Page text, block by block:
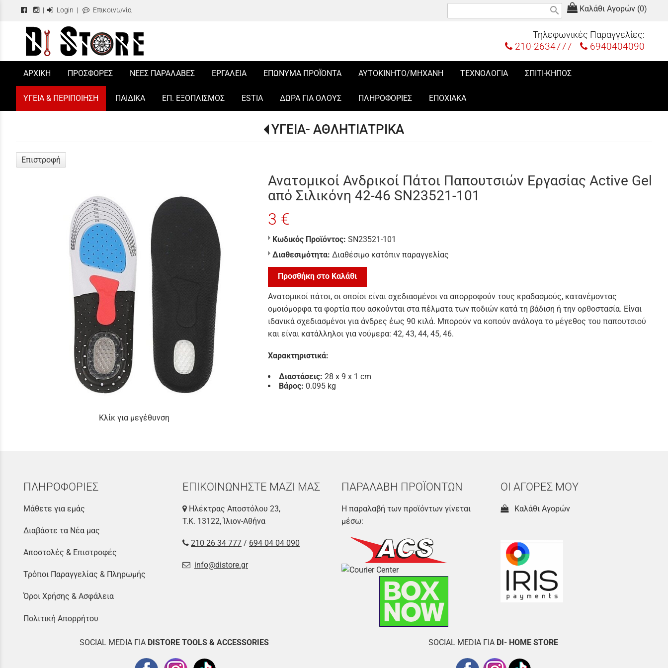
| Login | Επικοινωνία Καλάθι Αγορών (0)
search
Τηλεφωνικές Παραγγελίες:
210-2634777 6940404090
/
ΑΡΧΙΚΗ ΠΡΟΣΦΟΡΕΣ ΝΕΕΣ ΠΑΡΑΛΑΒΕΣ ΕΡΓΑΛΕΙΑ ΕΠΩΝΥΜΑ ΠΡΟΪΟΝΤΑ ΑΥΤΟΚΙΝΗΤΟ/ΜΗΧΑΝΗ ΤΕΧΝΟΛΟΓΙΑ ΣΠΙΤΙ-ΚΗΠΟΣ
ΥΓΕΙΑ & ΠΕΡΙΠΟΙΗΣΗ ΠΑΙΔΙΚΑ ΕΠ. ΕΞΟΠΛΙΣΜΟΣ ESTIA ΔΩΡΑ ΓΙΑ ΟΛΟΥΣ ΠΛΗΡΟΦΟΡΙΕΣ ΕΠΟΧΙΑΚΑ
ΥΓΕΙΑ- ΑΘΛΗΤΙΑΤΡΙΚΑ
Επιστροφή
Κλίκ για μεγέθυνση
Ανατομικοί Ανδρικοί Πάτοι Παπουτσιών Εργασίας Active Gel
από Σιλικόνη 42-46 SN23521-101
3 €
Κωδικός Προϊόντος: SN23521-101
Διαθεσιμότητα: Διαθέσιμο κατόπιν παραγγελίας
Προσθήκη στο Καλάθι
Ανατομικοί πάτοι, οι οποίοι είναι σχεδιασμένοι να απορροφούν τους κραδασμούς, κατανέμοντας
ομοιόμορφα τα φορτία που ασκούνται στα πέλματα των ποδιών κατά τη βάδιση ή την ορθοστασία. Είναι
ιδανικά σχεδιασμένοι για άνδρες έως 90 κιλά. Μπορούν να κοπούν ανάλογα το μέγεθος του παπουτσιού
και είναι κατάλληλοι για νούμερα: 42, 43, 44, 45, 46.
Χαρακτηριστικά:
Διαστάσεις: 28 x 9 x 1 cm
Βάρος: 0.095 kg
ΠΛΗΡΟΦΟΡΙΕΣ
Μάθετε για εμάς
Διαβάστε τα Νέα μας
Αποστολές & Επιστροφές
Τρόποι Παραγγελίας & Πληρωμής
Όροι Χρήσης & Ασφάλεια
Πολιτική Απορρήτου
ΕΠΙΚΟΙΝΩΝΗΣΤΕ ΜΑΖΙ ΜΑΣ
Ηλέκτρας Αποστόλου 23,
Τ.Κ. 13122, Ίλιον-Αθήνα
210 26 34 777 / 694 04 04 090
info@distore.gr
ΠΑΡΑΛΑΒΗ ΠΡΟΪΟΝΤΩΝ
Η παραλαβή των προϊόντων γίνεται
μέσω:
ΟΙ ΑΓΟΡΕΣ ΜΟΥ
Καλάθι Αγορών
SOCIAL MEDIA ΓΙΑ DISTORE TOOLS & ACCESSORIES SOCIAL MEDIA ΓΙΑ DI- HOME STORE